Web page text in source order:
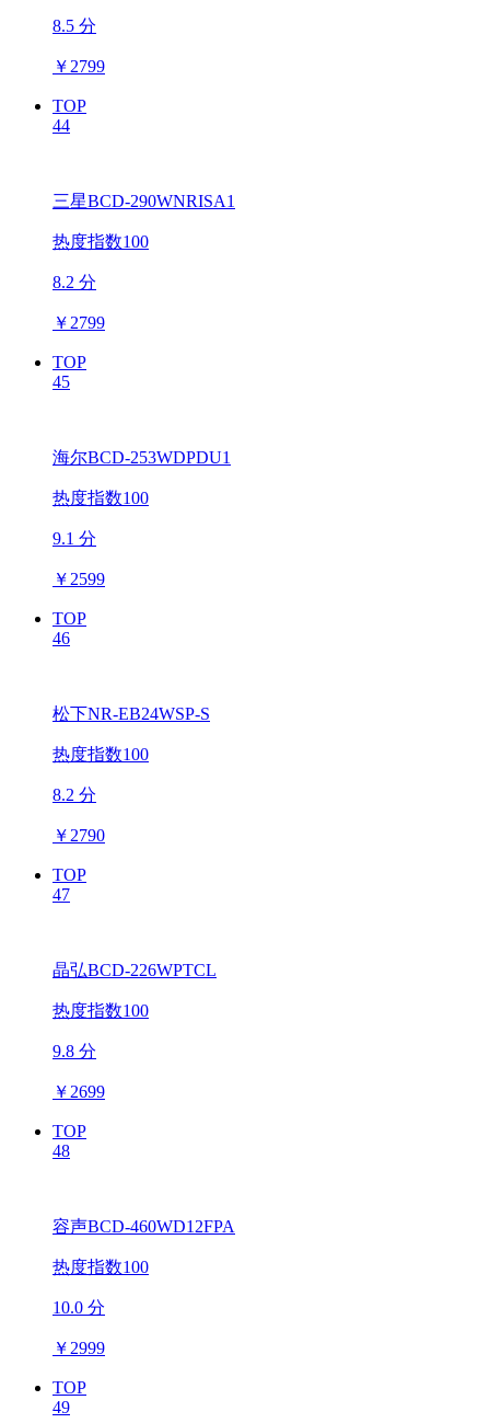
8.5 分
￥ 2799
TOP
44
三星BCD-290WNRISA1
热度指数100
8.2 分
￥ 2799
TOP
45
海尔BCD-253WDPDU1
热度指数100
9.1 分
￥ 2599
TOP
46
松下NR-EB24WSP-S
热度指数100
8.2 分
￥ 2790
TOP
47
晶弘BCD-226WPTCL
热度指数100
9.8 分
￥ 2699
TOP
48
容声BCD-460WD12FPA
热度指数100
10.0 分
￥ 2999
TOP
49